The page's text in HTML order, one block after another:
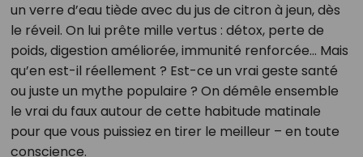
un verre d’eau tiède avec du jus de citron à jeun, dès
le réveil. On lui prête mille vertus : détox, perte de
poids, digestion améliorée, immunité renforcée… Mais
qu’en est-il réellement ? Est-ce un vrai geste santé
ou juste un mythe populaire ? On démêle ensemble
le vrai du faux autour de cette habitude matinale
pour que vous puissiez en tirer le meilleur – en toute
conscience.